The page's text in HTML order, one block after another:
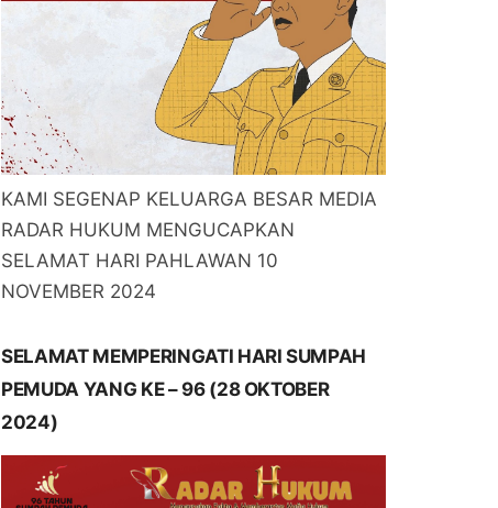
KAMI SEGENAP KELUARGA BESAR MEDIA
RADAR HUKUM MENGUCAPKAN
SELAMAT HARI PAHLAWAN 10
NOVEMBER 2024
SELAMAT MEMPERINGATI HARI SUMPAH
PEMUDA YANG KE – 96 (28 OKTOBER
2024)